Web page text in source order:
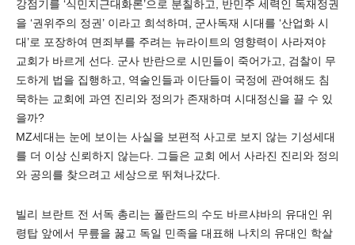
강점기를 ‘식민지근대화론’으로 분칠하고, 반민주 세력인 독재정권
을 ‘권위주의 정권’ 이라고 희석하며, 군사독재 시대를 ‘산업화 시
대’로 포장하여 면죄부를 주려는 뉴라이트의 영향력이 사라져야
교회가 바르게 선다. 군사 반란으로 시민들이 죽어가고, 검찰이 무
도하게 법을 집행하고, 역술인들과 이단들이 국정에 관여해도 침
묵하는 교회에 과연 진리와 정의가 존재하며 시대정신을 끌 수 있
을까?
MZ세대는 눈에 보이는 사실을 보편적 사고로 보지 않는 기성세대
를 더 이상 신뢰하지 않는다. 그들은 교회 에서 사라진 진리와 정의
와 공의를 찾으려고 세상으로 뛰쳐나갔다.
빌리 브란트 전 서독 총리는 폴란드의 수도 바르샤바의 유대인 위
령탑 앞에서 무릎을 꿇고 독일 민족을 대표해 나치의 유대인 학살